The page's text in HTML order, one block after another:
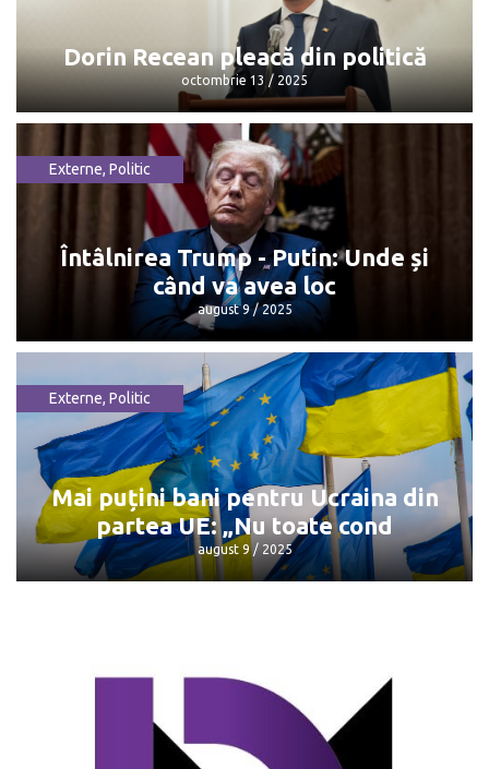
octombrie 13 / 2025
Dorin Recean pleacă din politică
octombrie 13 / 2025
Dorin Recean pleacă din politică
octombrie 13 / 2025
Externe, Politic
Întâlnirea Trump - Putin: Unde și
când va avea loc
august 9 / 2025
Întâlnirea Trump - Putin: Unde și când
va avea loc
august 9 / 2025
Externe, Politic
Mai puțini bani pentru Ucraina din
partea UE: „Nu toate cond
august 9 / 2025
Mai puțini bani pentru Ucraina din
partea UE: „Nu toate cond